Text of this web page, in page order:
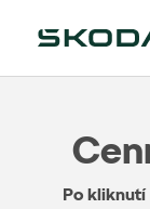
Po kliknutí